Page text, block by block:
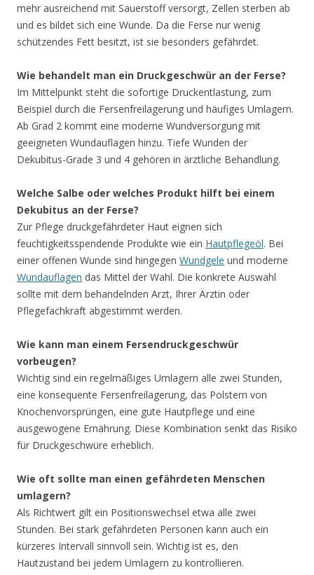
mehr ausreichend mit Sauerstoff versorgt, Zellen sterben ab
und es bildet sich eine Wunde. Da die Ferse nur wenig
schützendes Fett besitzt, ist sie besonders gefährdet.
Wie behandelt man ein Druckgeschwür an der Ferse?
Im Mittelpunkt steht die sofortige Druckentlastung, zum
Beispiel durch die Fersenfreilagerung und häufiges Umlagern.
Ab Grad 2 kommt eine moderne Wundversorgung mit
geeigneten Wundauflagen hinzu. Tiefe Wunden der
Dekubitus-Grade 3 und 4 gehören in ärztliche Behandlung.
Welche Salbe oder welches Produkt hilft bei einem
Dekubitus an der Ferse?
Zur Pflege druckgefährdeter Haut eignen sich
feuchtigkeitsspendende Produkte wie ein Hautpflegeöl. Bei
einer offenen Wunde sind hingegen Wundgele und moderne
Wundauflagen das Mittel der Wahl. Die konkrete Auswahl
sollte mit dem behandelnden Arzt, Ihrer Ärztin oder
Pflegefachkraft abgestimmt werden.
Wie kann man einem Fersendruckgeschwür
vorbeugen?
Wichtig sind ein regelmäßiges Umlagern alle zwei Stunden,
eine konsequente Fersenfreilagerung, das Polstern von
Knochenvorsprüngen, eine gute Hautpflege und eine
ausgewogene Ernährung. Diese Kombination senkt das Risiko
für Druckgeschwüre erheblich.
Wie oft sollte man einen gefährdeten Menschen
umlagern?
Als Richtwert gilt ein Positionswechsel etwa alle zwei
Stunden. Bei stark gefährdeten Personen kann auch ein
kürzeres Intervall sinnvoll sein. Wichtig ist es, den
Hautzustand bei jedem Umlagern zu kontrollieren.